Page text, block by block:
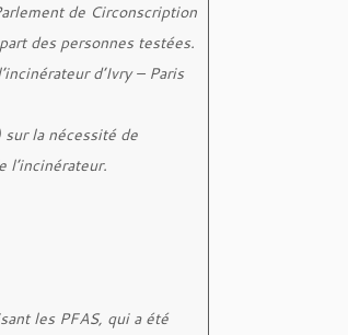
de Circonscription
des personnes testées.
d’Ivry – Paris
sur la nécessité de
l’incinérateur.
les PFAS, qui a été